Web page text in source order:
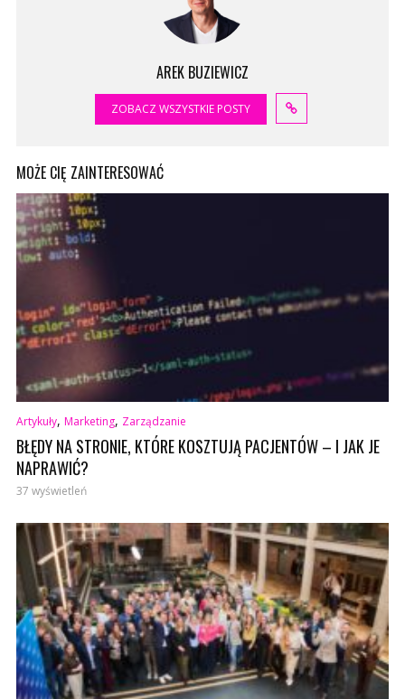
AREK BUZIEWICZ
ZOBACZ WSZYSTKIE POSTY
MOŻE CIĘ ZAINTERESOWAĆ
Artykuły, Marketing, Zarządzanie
BŁĘDY NA STRONIE, KTÓRE KOSZTUJĄ PACJENTÓW – I JAK JE
NAPRAWIĆ?
37 wyświetleń